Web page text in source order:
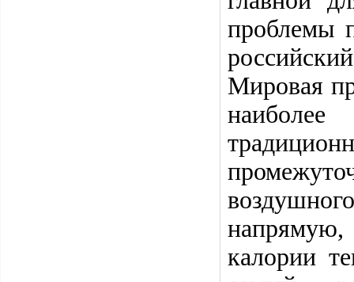
проблемы
Мировая
напрямую,
калории